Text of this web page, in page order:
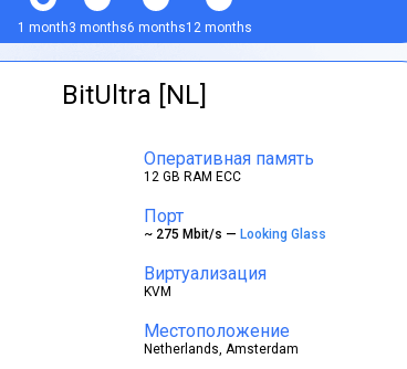
1 month3 months6 months12 months
BitUltra [NL]
Оперативная память
12 GB RAM ECC
Порт
~ 275 Mbit/s — Looking Glass
Виртуализация
KVM
Местоположение
Netherlands, Amsterdam